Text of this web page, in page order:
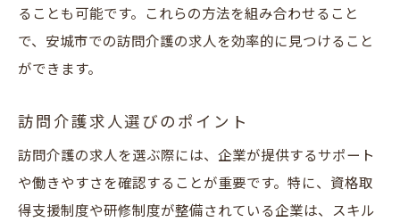
ることも可能です。これらの方法を組み合わせること
で、安城市での訪問介護の求人を効率的に見つけること
ができます。
訪問介護求人選びのポイント
訪問介護の求人を選ぶ際には、企業が提供するサポート
や働きやすさを確認することが重要です。特に、資格取
得支援制度や研修制度が整備されている企業は、スキル